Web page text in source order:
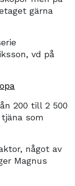
gärna
vd på
200 till 2 500
tjäna som
något av
Magnus